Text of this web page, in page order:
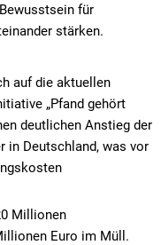
für
stärken.
auf die aktuellen
„Pfand gehört
deutlichen Anstieg der
in Deutschland, was vor
Millionen
Euro im Müll.